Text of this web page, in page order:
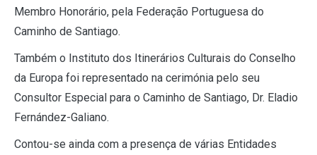
Membro Honorário, pela Federação Portuguesa do
Caminho de Santiago.
Também o Instituto dos Itinerários Culturais do Conselho
da Europa foi representado na cerimónia pelo seu
Consultor Especial para o Caminho de Santiago, Dr. Eladio
Fernández-Galiano.
Contou-se ainda com a presença de várias Entidades